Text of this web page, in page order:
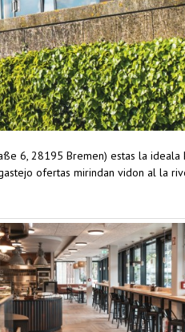
6, 28195 Bremen) estas la ideala
ofertas mirindan vidon al la